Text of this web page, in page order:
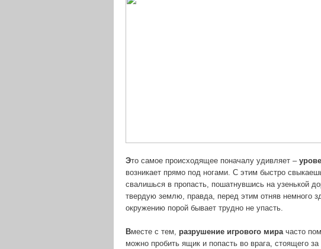
Это самое происходящее поначалу удивляет –
возникает прямо под ногами. С этим быстро
свалишься в пропасть, пошатнувшись на узенькой
твердую землю, правда, перед этим отняв немного
окружению порой бывает трудно не упасть.
Вместе с тем, разрушение игрового мирачасто
можно пробить ящик и попасть во врага, стоящего